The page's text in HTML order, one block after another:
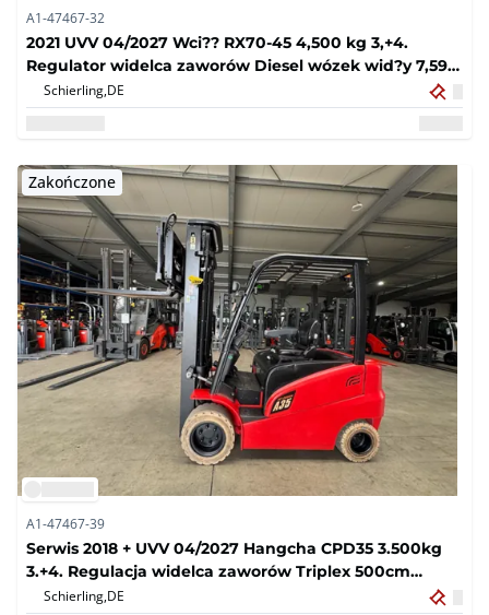
A1-47467-32
2021 UVV 04/2027 Wci?? RX70-45 4,500 kg 3,+4.
Regulator widelca zaworów Diesel wózek wid?y 7,593
godziny RX70-50
Schierling,DE
Zakończone
A1-47467-39
Serwis 2018 + UVV 04/2027 Hangcha CPD35 3.500kg
3.+4. Regulacja widelca zaworów Triplex 500cm
Elektryczny wózek wid?y 2.332 godziny
Schierling,DE